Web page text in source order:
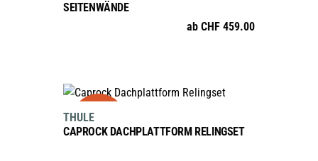
Varianten
können
der
SEITENWÄNDE
ab CHF 459.00
sale
AUSFÜHRUNG WÄHLEN
Dieses
weist
CAPROCK DACHPLATTFORM RELINGSET
THULE